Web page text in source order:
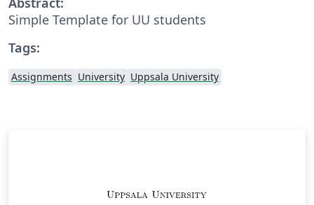
Simple Template for UU students
Tags:
Assignments University Uppsala University